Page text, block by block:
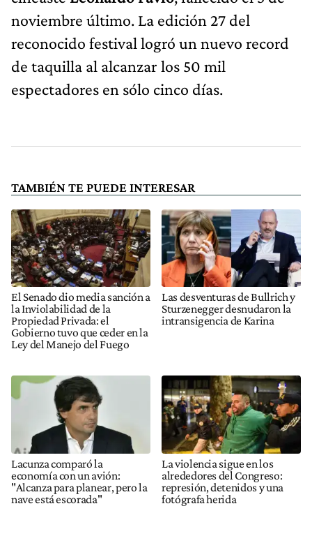
noviembre último. La edición 27 del
reconocido festival logró un nuevo record
de taquilla al alcanzar los 50 mil
espectadores en sólo cinco días.
TAMBIÉN TE PUEDE INTERESAR
El Senado dio media sanción a
la Inviolabilidad de la
Propiedad Privada: el
Gobierno tuvo que ceder en la
Ley del Manejo del Fuego
Las desventuras de Bullrich y
Sturzenegger desnudaron la
intransigencia de Karina
Lacunza comparó la
economía con un avión:
"Alcanza para planear, pero la
nave está escorada"
La violencia sigue en los
alrededores del Congreso:
represión, detenidos y una
fotógrafa herida